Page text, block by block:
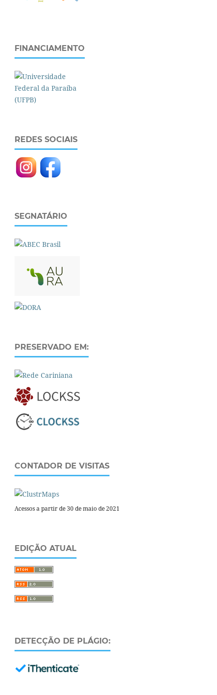
FINANCIAMENTO
REDES SOCIAIS
SEGNATÁRIO
PRESERVADO EM:
CONTADOR DE VISITAS
Acessos a partir de 30 de maio de 2021
EDIÇÃO ATUAL
DETECÇÃO DE PLÁGIO: